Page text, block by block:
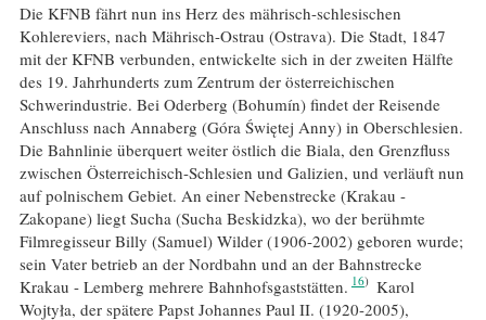
Die KFNB fährt nun ins Herz des mährisch-schlesischen
Kohlereviers, nach Mährisch-Ostrau (Ostrava). Die Stadt, 1847
mit der KFNB verbunden, entwickelte sich in der zweiten Hälfte
des 19. Jahrhunderts zum Zentrum der österreichischen
Schwerindustrie. Bei Oderberg (Bohumín) findet der Reisende
Anschluss nach Annaberg (Góra Świętej Anny) in Oberschlesien.
Die Bahnlinie überquert weiter östlich die Biala, den Grenzfluss
zwischen Österreichisch-Schlesien und Galizien, und verläuft nun
auf polnischem Gebiet. An einer Nebenstrecke (Krakau -
Zakopane) liegt Sucha (Sucha Beskidzka), wo der berühmte
Filmregisseur Billy (Samuel) Wilder (1906-2002) geboren wurde;
sein Vater betrieb an der Nordbahn und an der Bahnstrecke
Krakau - Lemberg mehrere Bahnhofsgaststätten. 16
Karol
Wojtyła, der spätere Papst Johannes Paul II. (1920-2005),